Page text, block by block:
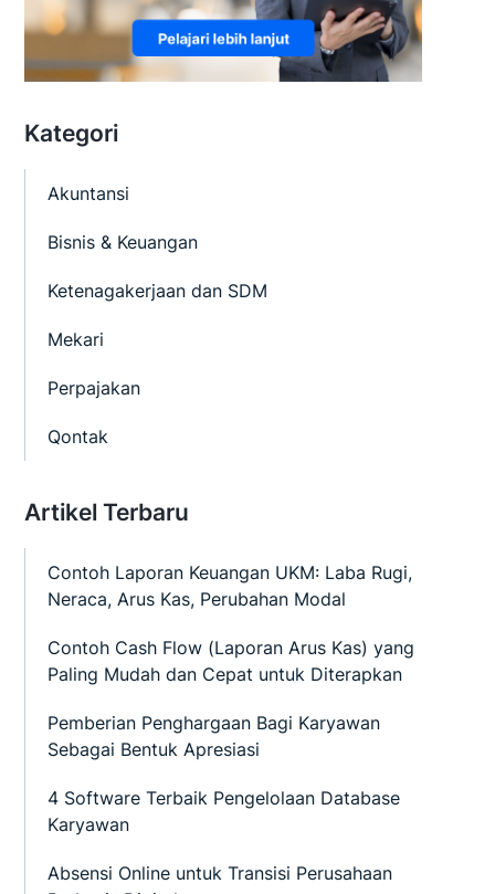
Kategori
Akuntansi
Bisnis & Keuangan
Ketenagakerjaan dan SDM
Mekari
Perpajakan
Qontak
Artikel Terbaru
Contoh Laporan Keuangan UKM: Laba Rugi,
Neraca, Arus Kas, Perubahan Modal
Contoh Cash Flow (Laporan Arus Kas) yang
Paling Mudah dan Cepat untuk Diterapkan
Pemberian Penghargaan Bagi Karyawan
Sebagai Bentuk Apresiasi
4 Software Terbaik Pengelolaan Database
Karyawan
Absensi Online untuk Transisi Perusahaan